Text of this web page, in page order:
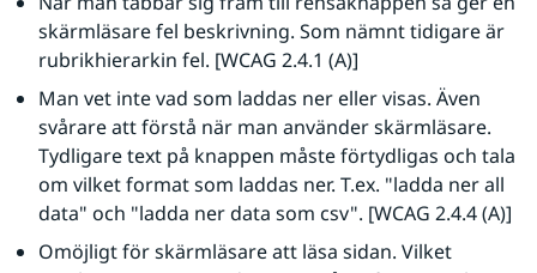
skärmläsare fel beskrivning. Som nämnt tidigare är
rubrikhierarkin fel. [WCAG 2.4.1 (A)]
Man vet inte vad som laddas ner eller visas. Även
svårare att förstå när man använder skärmläsare.
Tydligare text på knappen måste förtydligas och tala
om vilket format som laddas ner. T.ex. "ladda ner all
data" och "ladda ner data som csv". [WCAG 2.4.4 (A)]
Omöjligt för skärmläsare att läsa sidan. Vilket